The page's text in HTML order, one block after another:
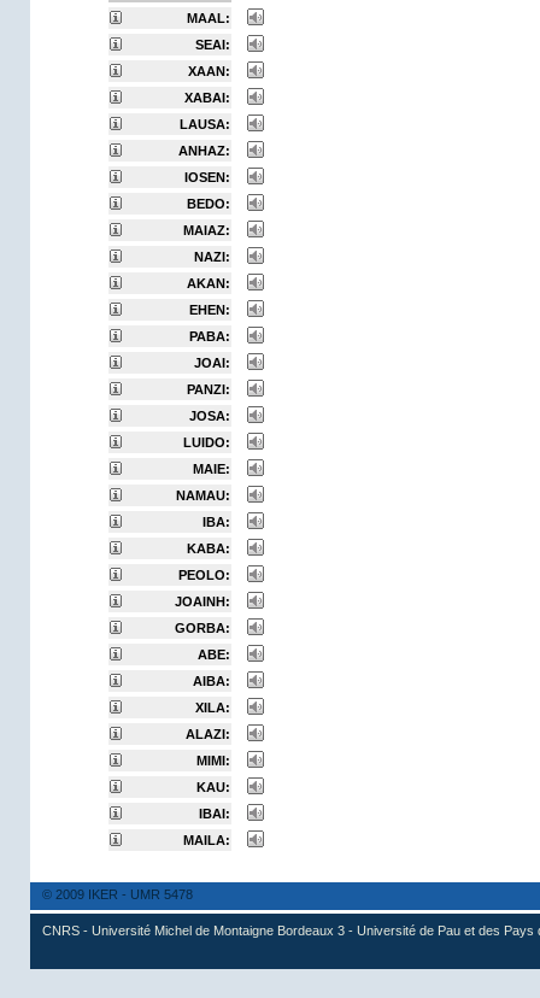
MAAL:
SEAI:
XAAN:
XABAI:
LAUSA:
ANHAZ:
IOSEN:
BEDO:
MAIAZ:
NAZI:
AKAN:
EHEN:
PABA:
JOAI:
PANZI:
JOSA:
LUIDO:
MAIE:
NAMAU:
IBA:
KABA:
PEOLO:
JOAINH:
GORBA:
ABE:
AIBA:
XILA:
ALAZI:
MIMI:
KAU:
IBAI:
MAILA:
© 2009 IKER - UMR 5478
CNRS - Université Michel de Montaigne Bordeaux 3 - Université de Pau et des Pays